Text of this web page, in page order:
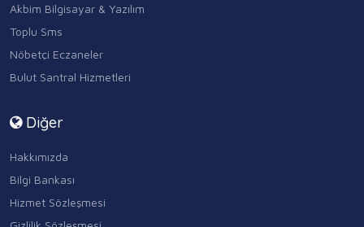
Akbim Bilgisayar & Yazılım
Toplu Sms
Nöbetçi Eczaneler
Bulut Santral Hizmetleri
Diğer
Hakkımızda
Bilgi Bankası
Hizmet Sözleşmesi